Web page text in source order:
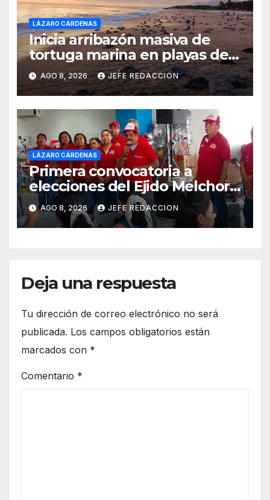
LÁZARO CÁRDENAS
Inicia arribazón masiva de
tortuga marina en playas de
Michoacán
AGO 8, 2026 JEFE REDACCION
LÁZARO CÁRDENAS
Primera convocatoria a
elecciones del Ejido Melchor
Ocampo en Lázaro Cárdenas
el domingo
AGO 8, 2026 JEFE REDACCION
Deja una respuesta
Tu dirección de correo electrónico no será
publicada. Los campos obligatorios están
marcados con *
Comentario *